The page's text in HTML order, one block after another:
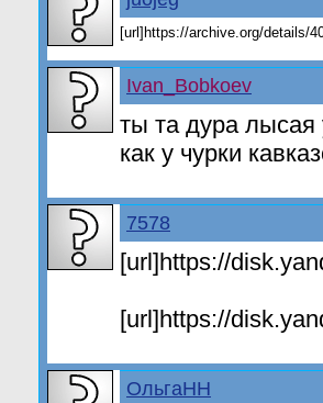
[url]https://archive.org/details/
Ivan_Bobkoev
ты та дура
как у чурки
7578
[url]https://
[url]https://
ОльгаНН